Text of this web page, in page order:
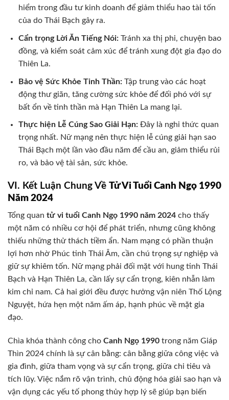
hiểm trong đầu tư kinh doanh để giảm thiểu hao tài tốn
của do Thái Bạch gây ra.
Cẩn trọng Lời Ăn Tiếng Nói:Tránh xa thị phi, chuyện bao
đồng, và kiểm soát cảm xúc để tránh xung đột gia đạo do
Thiên La.
Bảo vệ Sức Khỏe Tinh Thần:Tập trung vào các hoạt
động thư giãn, tăng cường sức khỏe để đối phó với sự
bất ổn về tinh thần mà Hạn Thiên La mang lại.
Thực hiện Lễ Cúng Sao Giải Hạn:Đây là nghi thức quan
trọng nhất. Nữ mạng nên thực hiện lễ cúng giải hạn sao
Thái Bạch một lần vào đầu năm để cầu an, giảm thiểu rủi
ro, và bảo vệ tài sản, sức khỏe.
VI. Kết Luận Chung Về Tử Vi Tuổi Canh Ngọ 1990
Năm 2024
Tổng quan tử vi tuổi Canh Ngọ 1990 năm 2024 cho thấy
một năm có nhiều cơ hội để phát triển, nhưng cũng không
thiếu những thử thách tiềm ẩn. Nam mạng có phần thuận
lợi hơn nhờ Phúc tinh Thái Âm, cần chú trọng sự nghiệp và
giữ sự khiêm tốn. Nữ mạng phải đối mặt với hung tinh Thái
Bạch và Hạn Thiên La, cần lấy sự cẩn trọng, kiên nhẫn làm
kim chỉ nam. Cả hai giới đều được hưởng vận niên Thố Lộng
Nguyệt, hứa hẹn một năm ấm áp, hạnh phúc về mặt gia
đạo.
Chìa khóa thành công cho Canh Ngọ 1990 trong năm Giáp
Thìn 2024 chính là sự cân bằng: cân bằng giữa công việc và
gia đình, giữa tham vọng và sự cẩn trọng, giữa chi tiêu và
tích lũy. Việc nắm rõ vận trình, chủ động hóa giải sao hạn và
vận dụng các yếu tố phong thủy hợp lý sẽ giúp bạn biến